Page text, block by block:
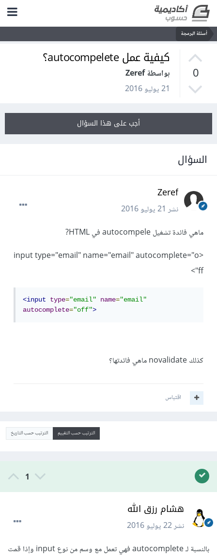
أسئلة البرمجة
0
كيفية عمل autocompelete؟
بواسطة Zeref
21 يوليو 2016
أجب على هذا السؤال
السؤال
Zeref
نشر21 يوليو 2016
ماهي فائدة تشغيل autocompele في HTML?
<input type="email" name="email" autocomplete="o
ff">
<input type="email" name="email"
autocomplete="off">
كذلك novalidate ماهي فائدتها؟
اقتباس
الترتيب حسب التقييم الترتيب حسب التاريخ
1
هشام رزق الله
نشر22 يوليو 2016
بالنسبة لـ autocomplete فهي تعمل مع وسم من نوع input وإذا قمت